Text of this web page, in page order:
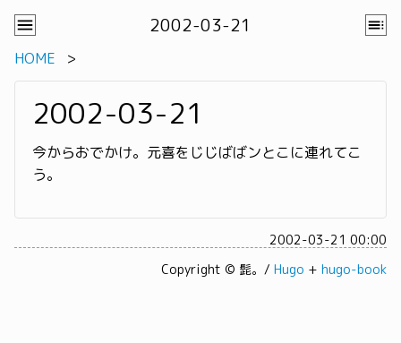
2002-03-21
HOME
2002-03-21
今からおでかけ。元喜をじじばばンとこに連れてこ
う。
2002-03-21 00:00
Copyright © 髭。/ Hugo + hugo-book